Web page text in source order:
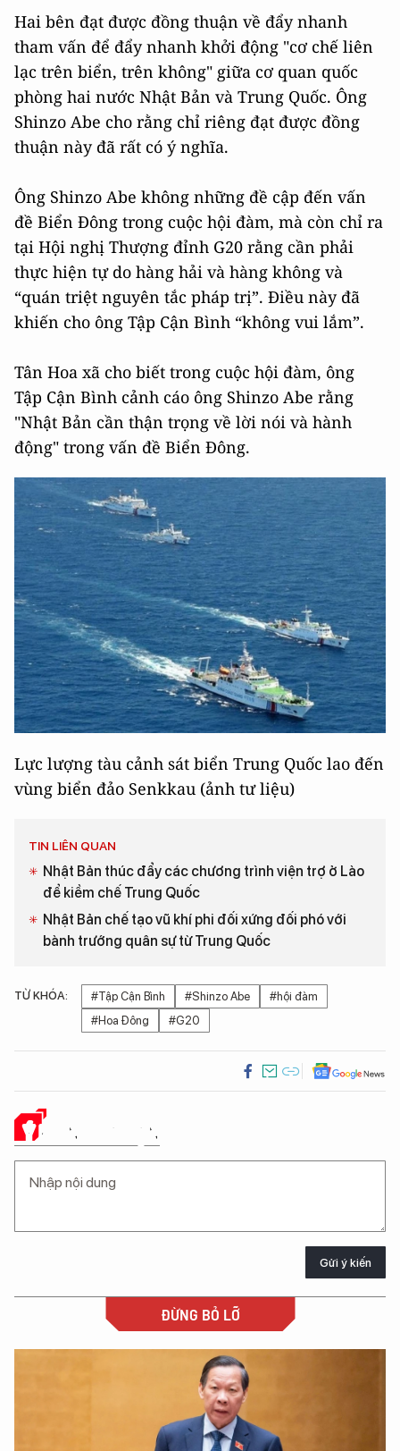
Hai bên đạt được đồng thuận về đẩy nhanh
tham vấn để đẩy nhanh khởi động "cơ chế liên
lạc trên biển, trên không" giữa cơ quan quốc
phòng hai nước Nhật Bản và Trung Quốc. Ông
Shinzo Abe cho rằng chỉ riêng đạt được đồng
thuận này đã rất có ý nghĩa.
Ông Shinzo Abe không những đề cập đến vấn
đề Biển Đông trong cuộc hội đàm, mà còn chỉ ra
tại Hội nghị Thượng đỉnh G20 rằng cần phải
thực hiện tự do hàng hải và hàng không và
“quán triệt nguyên tắc pháp trị”. Điều này đã
khiến cho ông Tập Cận Bình “không vui lắm”.
Tân Hoa xã cho biết trong cuộc hội đàm, ông
Tập Cận Bình cảnh cáo ông Shinzo Abe rằng
"Nhật Bản cần thận trọng về lời nói và hành
động" trong vấn đề Biển Đông.
Lực lượng tàu cảnh sát biển Trung Quốc lao đến
vùng biển đảo Senkkau (ảnh tư liệu)
TIN LIÊN QUAN
Nhật Bản thúc đẩy các chương trình viện trợ ở Lào
để kiềm chế Trung Quốc
Nhật Bản chế tạo vũ khí phi đối xứng đối phó với
bành trướng quân sự từ Trung Quốc
TỪ KHÓA: #Tập Cận Bình #Shinzo Abe
#hội đàm
#Hoa Đông
#G20
Ý KIẾN CỦA BẠN
Gửi ý kiến
ĐỪNG BỎ LỠ